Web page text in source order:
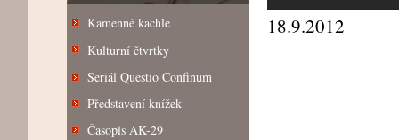
Kamenné kachle
Kulturní čtvrtky
Seriál Questio Confinum
Představení knížek
Časopis AK-29
18.9.2012